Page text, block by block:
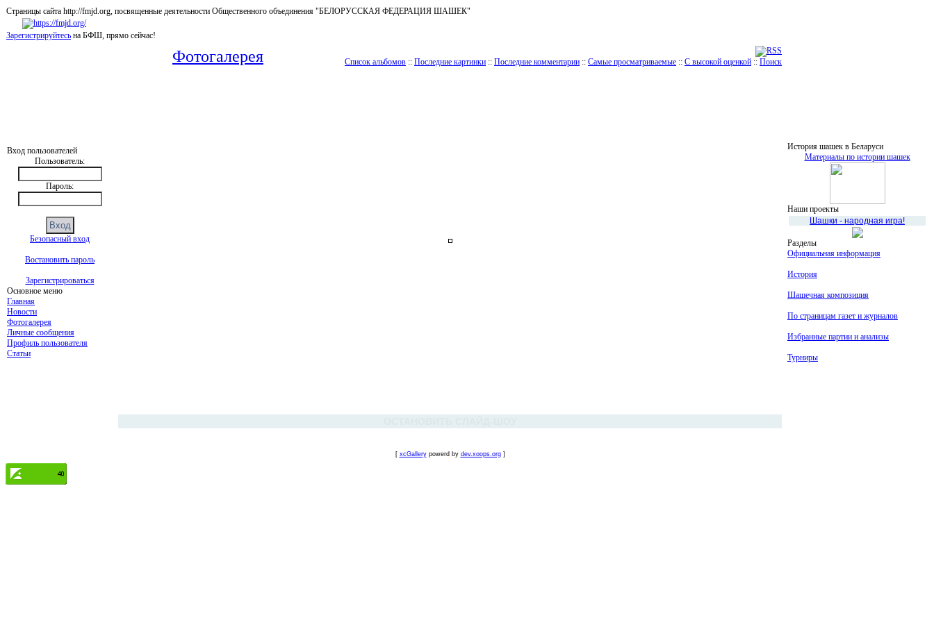
Страницы сайта http://fmjd.org, посвященные деятельности Общественного объединения "БЕЛОРУССКАЯ ФЕДЕРАЦИЯ ШАШЕК"
Зарегистрируйтесь на БФШ, прямо сейчас!
Вход пользователей
Пользователь:
Пароль:
Безопасный вход
Востановить пароль
Зарегистрироваться
Основное меню
Главная
Новости
Фотогалерея
Личные сообщения
Профиль пользователя
Статьи
Фотогалерея Список альбомов :: Последние картинки :: Последние комментарии :: Самые просматриваемые :: С высокой оценкой :: Поиск
[ xcGallerypowerd by dev.xoops.org]
История шашек в Беларуси
Материалы по истории шашек
Наши проекты
Шашки - народная игра!
Разделы
Официальная информация
История
Шашечная композиция
По страницам газет и журналов
Избранные партии и анализы
Турниры